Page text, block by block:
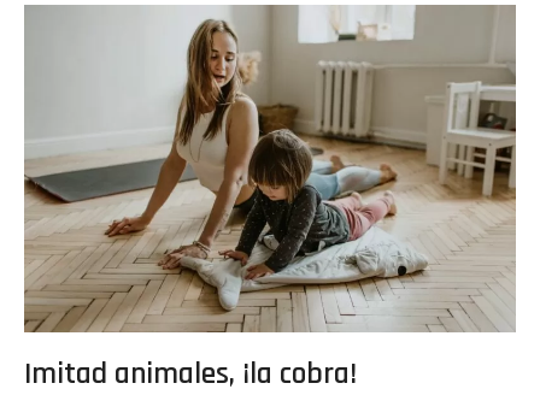
Imitad animales, ¡la cobra!